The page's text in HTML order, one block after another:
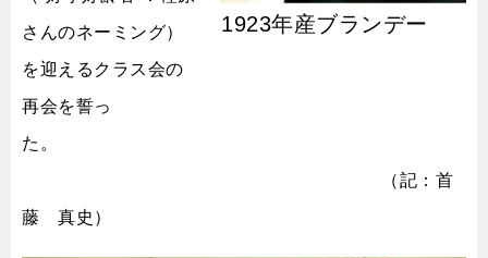
1923年産ブランデー
さんのネーミング）
を迎えるクラス会の
再会を誓っ
た。
（記：首
藤 真史）